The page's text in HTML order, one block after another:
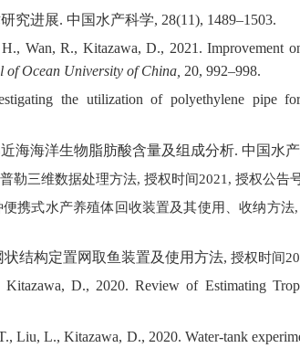
究进展. 中国水产科学, 28(11), 1489–1503.
Wan, R., Kitazawa, D., 2021. Improvement
of Ocean University of China, 20, 992–998.
the utilization of polyethylene pipe
海海洋生物脂肪酸含量及组成分析. 中国水
勒三维数据处理方法, 授权时间2021, 授权公告
便携式水产养殖体回收装置及其使用、收纳方法
结构定置网取鱼装置及使用方法, 授权时间
D., 2020. Review of Estimating
Liu, L., Kitazawa, D., 2020. Water-tank